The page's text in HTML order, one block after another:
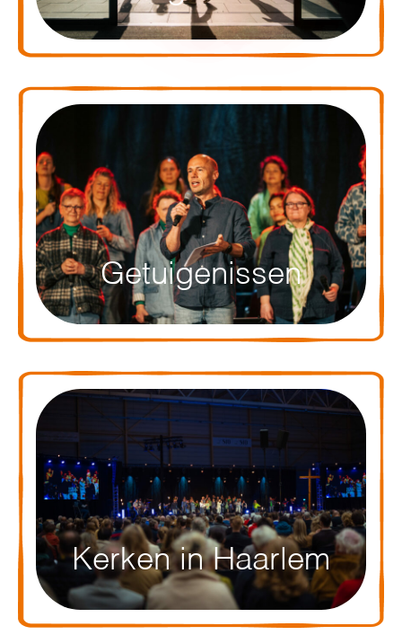
Getuigenissen
Kerken in Haarlem